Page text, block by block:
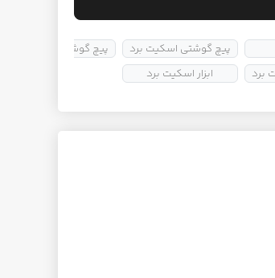
برد
پیچ گوشتی اسکیت برد
ابزار اسکیت برد
پیچ گوشتی L